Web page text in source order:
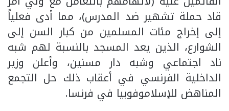
قاد حملة تشهير ضد المدرس)، مما أدى فعلياً
إلى إخراج مئات المسلمين من كبار السن إلى
الشوارع، الذين يعد المسجد بالنسبة لهم شبه
ناد اجتماعي وشبه دار مسنين، وأعلن وزير
الداخلية الفرنسي في أعقاب ذلك حل التجمع
المناهض للإسلاموفوبيا في فرنسا.